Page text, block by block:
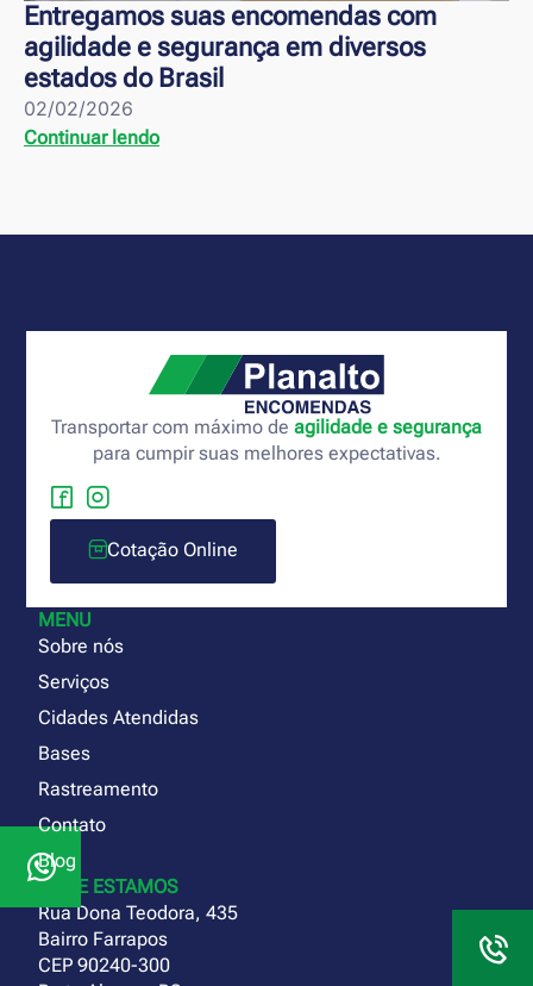
Entregamos suas encomendas com
agilidade e segurança em diversos
estados do Brasil
02/02/2026
Continuar lendo
Transportar com máximo de agilidade e segurança
para cumpir suas melhores expectativas.
Cotação Online
MENU
Sobre nós
Serviços
Cidades Atendidas
Bases
Rastreamento
Contato
Blog
ONDE ESTAMOS
Rua Dona Teodora, 435
Bairro Farrapos
CEP 90240-300